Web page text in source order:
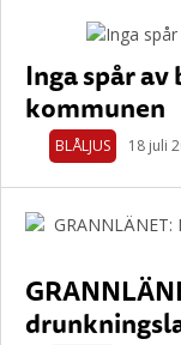
Inga spår
kommunen
BLÅLJUS 18 juli